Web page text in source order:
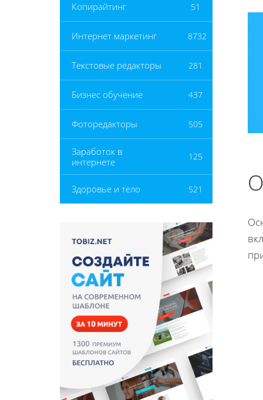
Копирайтинг 51
Интернет маркетинг 8732
Текстовые редакторы 281
Бизнес обучение 437
Фоторедакторы 505
Заработок в
интернете
125
Здоровье и тело 521